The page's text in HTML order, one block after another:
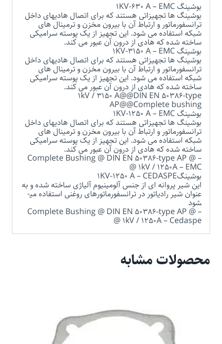
بوشینگ 1KV-630 A – EMC
بوشینگ ها تجهیزاتی هستند که برای اتصال هادیهای داخل
ترانسفورماتور و ارتباط آن با بیرون مخزن و ترمینال های
شبکه استفاده می شود. این تجهیز از یک پوسته سرامیکی
ساخته شده که هادی از درون آن عبور می کند.
بوشینگ 1KV-3150 A – EMC
بوشینگ ها تجهیزاتی هستند که برای اتصال هادیهای داخل
ترانسفورماتور و ارتباط آن با بیرون مخزن و ترمینال های
شبکه استفاده می شود. این تجهیز از یک پوسته سرامیکی
ساخته شده که هادی از درون آن عبور می کند.
1kV / 3150 A‎@@DIN EN 50386-type
AP@@Complete bushing
بوشینگ 1KV-1250 A – EMC
بوشینگ ها تجهیزاتی هستند که برای اتصال هادیهای داخل
ترانسفورماتور و ارتباط آن با بیرون مخزن و ترمینال های
شبکه استفاده می شود. این تجهیز از یک پوسته سرامیکی
ساخته شده که هادی از درون آن عبور می کند.
Complete Bushing @ DIN EN 50386-type AP @ –
@ 1kV / 1250A – EMC
بوشینگ1KV-1250 A – CEDASPE
این شیر پروانه ای از جنس آلومینیوم آلیاژی ساخته شده و به
عنوان شیر رادیاتور در ترانسفورماتورهای روغنی استفاده می­
شود
Complete Bushing @ DIN EN 50386-type AP @ –
@ 1kV / 1250A – Cedaspe
محصولات مشابه